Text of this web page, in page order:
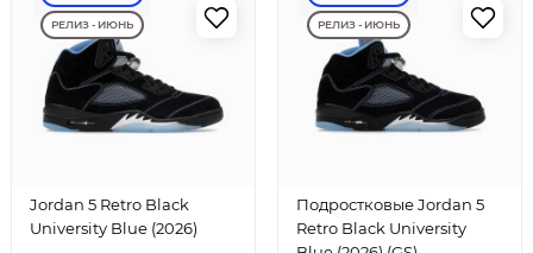
РЕЛИЗ - ИЮНЬ
Jordan 5 Retro Black
University Blue (2026)
РЕЛИЗ - ИЮНЬ
Подростковые Jordan 5
Retro Black University